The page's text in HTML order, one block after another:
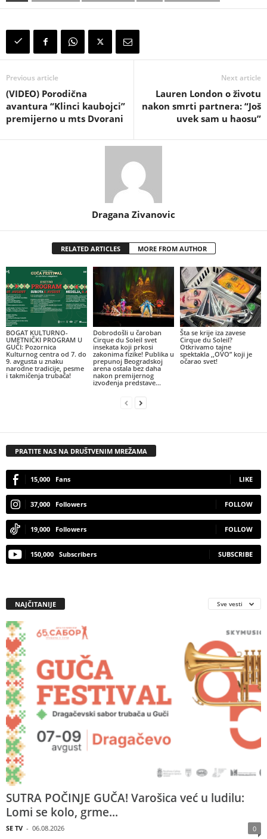
Previous article
(VIDEO) Porodična
avantura “Klinci kaubojci”
premijerno u mts Dvorani
Next article
Lauren London o životu
nakon smrti partnera: “Još
uvek sam u haosu”
Dragana Zivanovic
RELATED ARTICLES MORE FROM AUTHOR
BOGAT KULTURNO-
UMETNIČKI PROGRAM U
GUČI: Pozornica
Kulturnog centra od 7. do
9. avgusta u znaku
narodne tradicije, pesme
i takmičenja trubača!
Dobrodošli u čaroban
Cirque du Soleil svet
insekata koji prkosi
zakonima fizike! Publika u
prepunoj Beogradskoj
arena ostala bez daha
nakon premijernog
izvođenja predstave...
Šta se krije iza zavese
Cirque du Soleil?
Otkrivamo tajne
spektakla ,,OVO” koji je
očarao svet!
PRATITE NAS NA DRUŠTVENIM MREŽAMA
15,000 Fans LIKE
37,000 Followers FOLLOW
19,000 Followers FOLLOW
150,000 Subscribers SUBSCRIBE
NAJČITANIJE Sve vesti
SUTRA POČINJE GUČA! Varošica već u ludilu:
Lomi se kolo, grme...
SE TV - 06.08.2026 0